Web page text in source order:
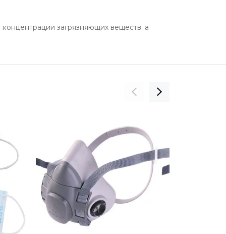
концентрации загрязняющих веществ; а